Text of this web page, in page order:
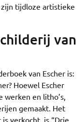
tijdloze artistieke
van
van Escher is:
Hoewel Escher
werken en litho’s,
gemaakt. Het
verkocht, is “Drie